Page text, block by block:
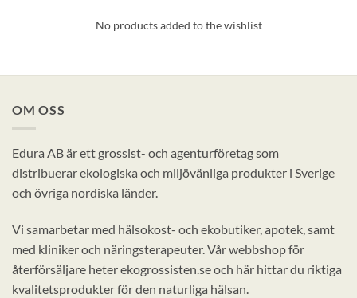
No products added to the wishlist
OM OSS
Edura AB är ett grossist- och agenturföretag som
distribuerar ekologiska och miljövänliga produkter i Sverige
och övriga nordiska länder.
Vi samarbetar med hälsokost- och ekobutiker, apotek, samt
med kliniker och näringsterapeuter. Vår webbshop för
återförsäljare heter ekogrossisten.se och här hittar du riktiga
kvalitetsprodukter för den naturliga hälsan.